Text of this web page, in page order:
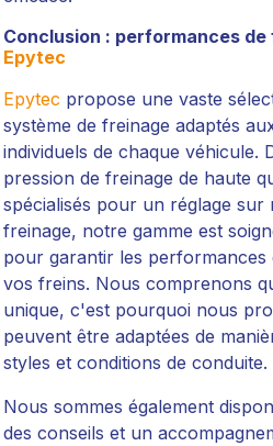
Conclusion : performances
Epytec
Epytec propose une vaste
système de freinage adaptés
individuels de chaque véhicule.
pression de freinage de haute
spécialisés pour un réglage sur
freinage, notre gamme est
pour garantir les performances
vos freins. Nous comprenons
unique, c'est pourquoi nous
peuvent être adaptées de
styles et conditions de conduite.
Nous sommes également
des conseils et un